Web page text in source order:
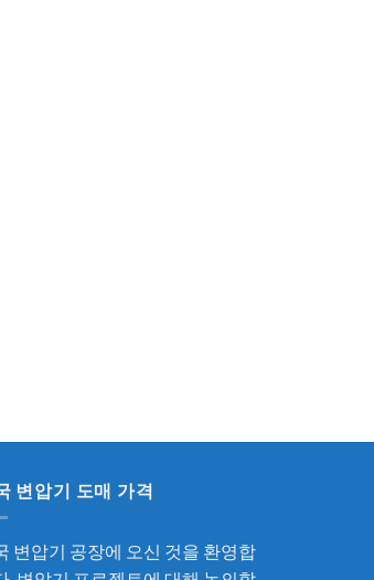
변압기 도매 가격
변압기 공장에 오신 것을 환영합